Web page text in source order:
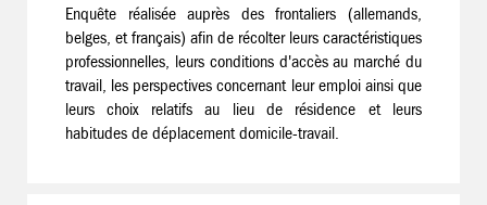
Enquête réalisée auprès des frontaliers (allemands,
belges, et français) afin de récolter leurs caractéristiques
professionnelles, leurs conditions d'accès au marché du
travail, les perspectives concernant leur emploi ainsi que
leurs choix relatifs au lieu de résidence et leurs
habitudes de déplacement domicile-travail.